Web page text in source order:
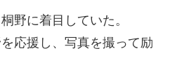
野に着目していた。
応援し、写真を撮って励